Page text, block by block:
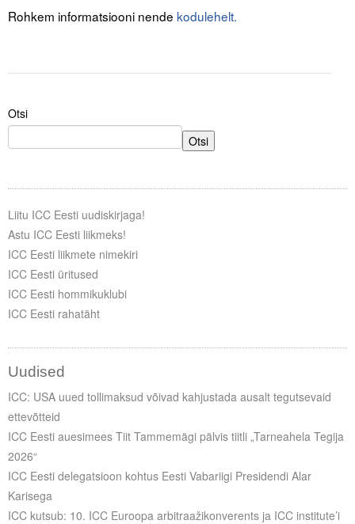
Rohkem informatsiooni nende kodulehelt.
Otsi
Otsi
Liitu ICC Eesti uudiskirjaga!
Astu ICC Eesti liikmeks!
ICC Eesti liikmete nimekiri
ICC Eesti üritused
ICC Eesti hommikuklubi
ICC Eesti rahatäht
Uudised
ICC: USA uued tollimaksud võivad kahjustada ausalt tegutsevaid
ettevõtteid
ICC Eesti auesimees Tiit Tammemägi pälvis tiitli „Tarneahela Tegija
2026“
ICC Eesti delegatsioon kohtus Eesti Vabariigi Presidendi Alar
Karisega
ICC kutsub: 10. ICC Euroopa arbitraažikonverents ja ICC institute’i